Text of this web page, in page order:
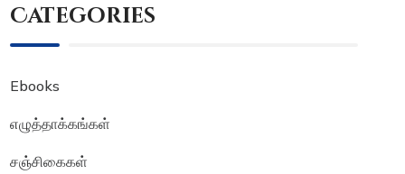
Categories
Ebooks
எழுத்தாக்கங்கள்
சஞ்சிகைகள்